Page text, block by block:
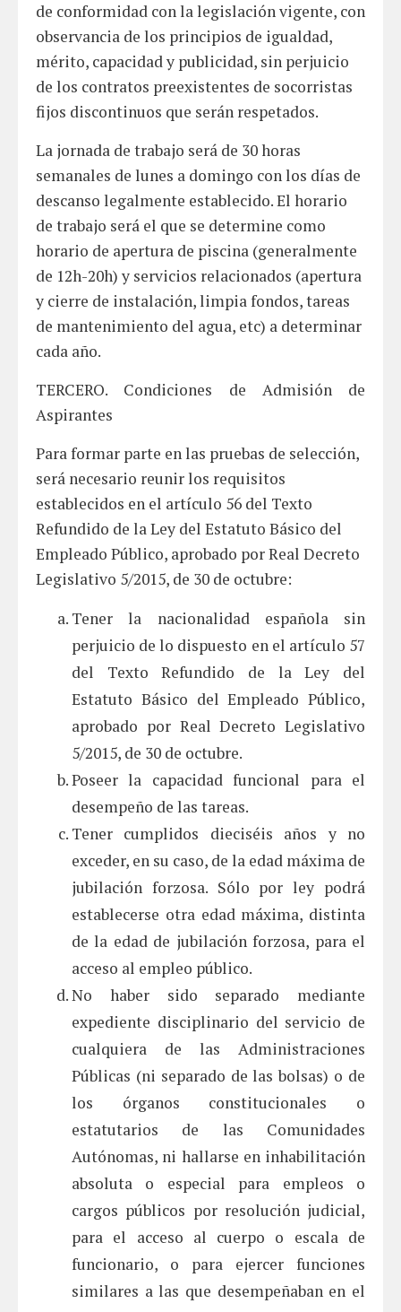
de conformidad con la legislación vigente, con
observancia de los principios de igualdad,
mérito, capacidad y publicidad, sin perjuicio
de los contratos preexistentes de socorristas
fijos discontinuos que serán respetados.
La jornada de trabajo será de 30 horas
semanales de lunes a domingo con los días de
descanso legalmente establecido. El horario
de trabajo será el que se determine como
horario de apertura de piscina (generalmente
de 12h-20h) y servicios relacionados (apertura
y cierre de instalación, limpia fondos, tareas
de mantenimiento del agua, etc) a determinar
cada año.
TERCERO. Condiciones de Admisión de
Aspirantes
Para formar parte en las pruebas de selección,
será necesario reunir los requisitos
establecidos en el artículo 56 del Texto
Refundido de la Ley del Estatuto Básico del
Empleado Público, aprobado por Real Decreto
Legislativo 5/2015, de 30 de octubre:
Tener la nacionalidad española sin
perjuicio de lo dispuesto en el artículo 57
del Texto Refundido de la Ley del
Estatuto Básico del Empleado Público,
aprobado por Real Decreto Legislativo
5/2015, de 30 de octubre.
Poseer la capacidad funcional para el
desempeño de las tareas.
Tener cumplidos dieciséis años y no
exceder, en su caso, de la edad máxima de
jubilación forzosa. Sólo por ley podrá
establecerse otra edad máxima, distinta
de la edad de jubilación forzosa, para el
acceso al empleo público.
No haber sido separado mediante
expediente disciplinario del servicio de
cualquiera de las Administraciones
Públicas (ni separado de las bolsas) o de
los órganos constitucionales o
estatutarios de las Comunidades
Autónomas, ni hallarse en inhabilitación
absoluta o especial para empleos o
cargos públicos por resolución judicial,
para el acceso al cuerpo o escala de
funcionario, o para ejercer funciones
similares a las que desempeñaban en el